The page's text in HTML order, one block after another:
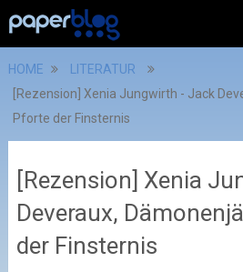
HOME
LITERATUR
[Rezension] Xenia Jungwirth - Jack
Pforte der Finsternis
[Rezension] Xenia
Deveraux,
der Finsternis